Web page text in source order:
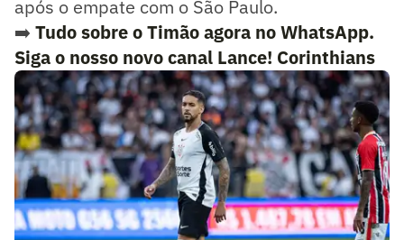
após o empate com o São Paulo.
➡️ Tudo sobre o Timão agora no WhatsApp.
Siga o nosso novo canal Lance! Corinthians